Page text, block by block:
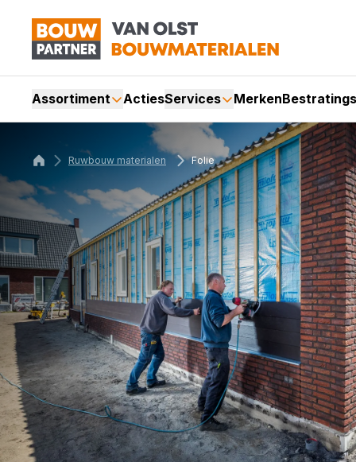
Assortiment ActiesServices Merken
Ruwbouw materialen Folie